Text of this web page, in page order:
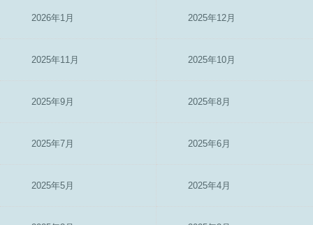
2026年1月 2025年12月
2025年11月 2025年10月
2025年9月 2025年8月
2025年7月 2025年6月
2025年5月 2025年4月